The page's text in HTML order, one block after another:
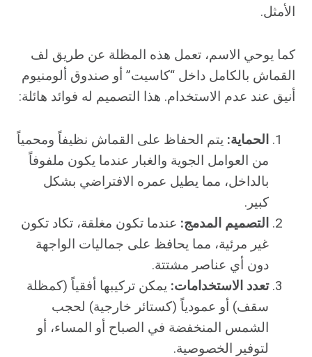
الأمثل.
كما يوحي الاسم، تعمل هذه المظلة عن طريق لف
القماش بالكامل داخل “كاسيت” أو صندوق ألومنيوم
أنيق عند عدم الاستخدام. هذا التصميم له فوائد هائلة:
الحماية: يتم الحفاظ على القماش نظيفاً ومحمياً
من العوامل الجوية والغبار عندما يكون ملفوفاً
بالداخل، مما يطيل عمره الافتراضي بشكل
كبير.
التصميم المدمج: عندما تكون مغلقة، تكاد تكون
غير مرئية، مما يحافظ على جماليات الواجهة
دون أي عناصر مشتتة.
تعدد الاستخدامات: يمكن تركيبها أفقياً (كمظلة
سقف) أو عمودياً (كستائر خارجية) لحجب
الشمس المنخفضة في الصباح أو المساء، أو
لتوفير الخصوصية.